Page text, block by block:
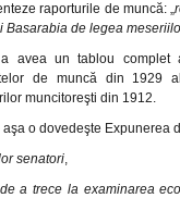
raporturile de muncă: „
Basarabia de legea
a avea un tablou complet
de muncă din 1929
muncitoreşti din 1912.
aşa o dovedeşte Expunerea
senatori,
a trece la examinarea